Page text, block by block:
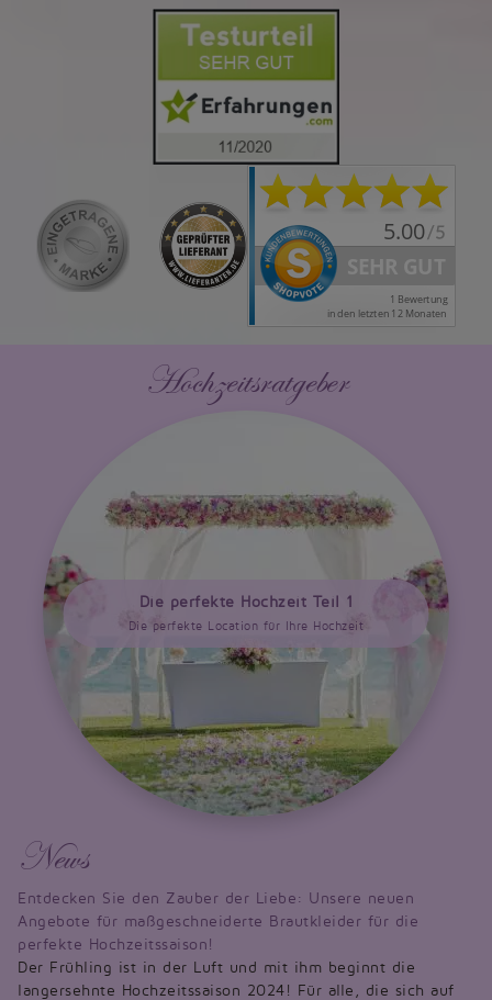
Hochzeitsratgeber
Die perfekte Hochzeit Teil 1
Die perfekte Location für Ihre Hochzeit
News
Entdecken Sie den Zauber der Liebe: Unsere neuen
Angebote für maßgeschneiderte Brautkleider für die
perfekte Hochzeitssaison!
Der Frühling ist in der Luft und mit ihm beginnt die
langersehnte Hochzeitssaison 2024! Für alle, die sich auf